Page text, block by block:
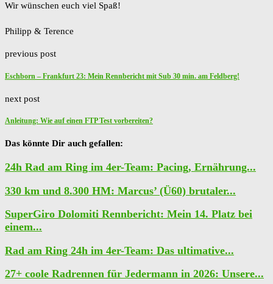
Wir wünschen euch viel Spaß!
Philipp & Terence
previous post
Eschborn – Frankfurt 23: Mein Rennbericht mit Sub 30 min. am Feldberg!
next post
Anleitung: Wie auf einen FTP Test vorbereiten?
Das könnte Dir auch gefallen:
24h Rad am Ring im 4er-Team: Pacing, Ernährung...
330 km und 8.300 HM: Marcus’ (Ü60) brutaler...
SuperGiro Dolomiti Rennbericht: Mein 14. Platz bei
einem...
Rad am Ring 24h im 4er-Team: Das ultimative...
27+ coole Radrennen für Jedermann in 2026: Unsere...